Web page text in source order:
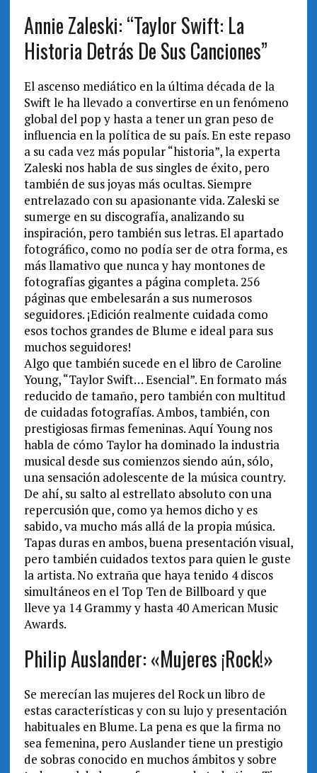
Annie Zaleski: “Taylor Swift: La
Historia Detrás De Sus Canciones”
El ascenso mediático en la última década de la
Swift le ha llevado a convertirse en un fenómeno
global del pop y hasta a tener un gran peso de
influencia en la política de su país. En este repaso
a su cada vez más popular “historia”, la experta
Zaleski nos habla de sus singles de éxito, pero
también de sus joyas más ocultas. Siempre
entrelazado con su apasionante vida. Zaleski se
sumerge en su discografía, analizando su
inspiración, pero también sus letras. El apartado
fotográfico, como no podía ser de otra forma, es
más llamativo que nunca y hay montones de
fotografías gigantes a página completa. 256
páginas que embelesarán a sus numerosos
seguidores. ¡Edición realmente cuidada como
esos tochos grandes de Blume e ideal para sus
muchos seguidores!
Algo que también sucede en el libro de Caroline
Young, “Taylor Swift… Esencial”. En formato más
reducido de tamaño, pero también con multitud
de cuidadas fotografías. Ambos, también, con
prestigiosas firmas femeninas. Aquí Young nos
habla de cómo Taylor ha dominado la industria
musical desde sus comienzos siendo aún, sólo,
una sensación adolescente de la música country.
De ahí, su salto al estrellato absoluto con una
repercusión que, como ya hemos dicho y es
sabido, va mucho más allá de la propia música.
Tapas duras en ambos, buena presentación visual,
pero también cuidados textos para quien le guste
la artista. No extraña que haya tenido 4 discos
simultáneos en el Top Ten de Billboard y que
lleve ya 14 Grammy y hasta 40 American Music
Awards.
Philip Auslander: «Mujeres ¡Rock!»
Se merecían las mujeres del Rock un libro de
estas características y con su lujo y presentación
habituales en Blume. La pena es que la firma no
sea femenina, pero Auslander tiene un prestigio
de sobras conocido en muchos ámbitos y sobre